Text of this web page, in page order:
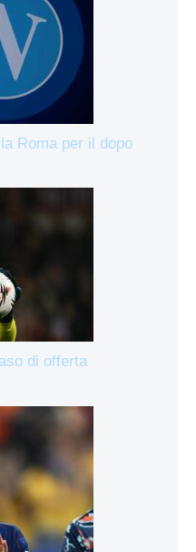
Roma per il dopo
di offerta